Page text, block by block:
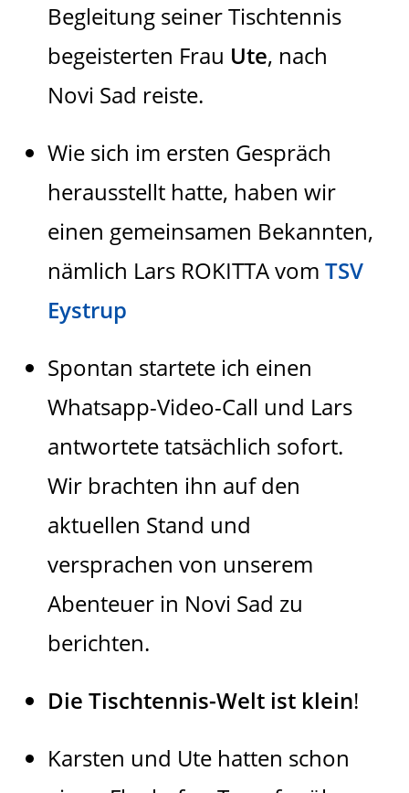
Begleitung seiner Tischtennis
begeisterten Frau Ute, nach
Novi Sad reiste.
Wie sich im ersten Gespräch
herausstellt hatte, haben wir
einen gemeinsamen Bekannten,
nämlich Lars ROKITTA vomTSV
Eystrup
Spontan startete ich einen
Whatsapp-Video-Call und Lars
antwortete tatsächlich sofort.
Wir brachten ihn auf den
aktuellen Stand und
versprachen von unserem
Abenteuer in Novi Sad zu
berichten.
Die Tischtennis-Welt ist klein!
Karsten und Ute hatten schon